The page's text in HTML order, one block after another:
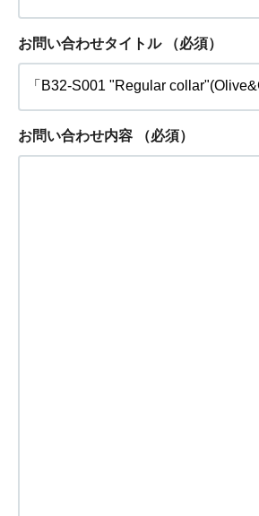
お問い合わせタイトル （必須）
お問い合わせ内容 （必須）